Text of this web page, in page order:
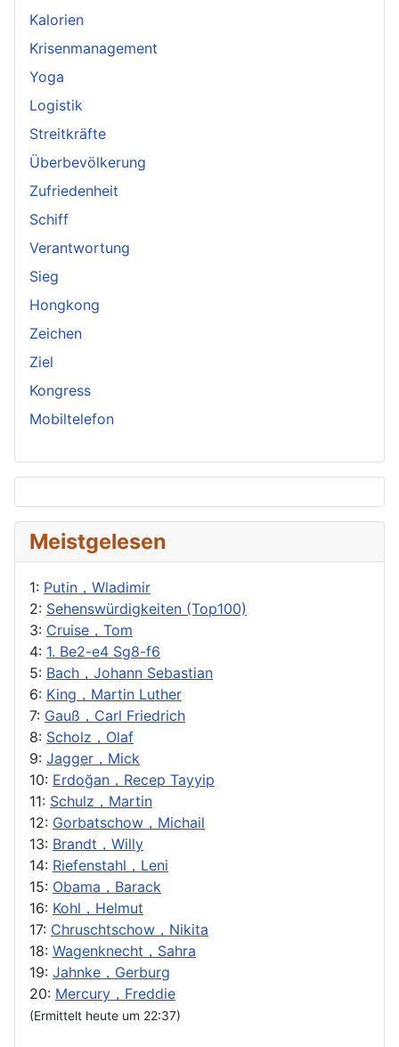
Kalorien
Krisenmanagement
Yoga
Logistik
Streitkräfte
Überbevölkerung
Zufriedenheit
Schiff
Verantwortung
Sieg
Hongkong
Zeichen
Ziel
Kongress
Mobiltelefon
Meistgelesen
1: Putin，Wladimir
2: Sehenswürdigkeiten (Top100)
3: Cruise，Tom
4: 1. Be2-e4 Sg8-f6
5: Bach，Johann Sebastian
6: King，Martin Luther
7: Gauß，Carl Friedrich
8: Scholz，Olaf
9: Jagger，Mick
10: Erdoğan，Recep Tayyip
11: Schulz，Martin
12: Gorbatschow，Michail
13: Brandt，Willy
14: Riefenstahl，Leni
15: Obama，Barack
16: Kohl，Helmut
17: Chruschtschow，Nikita
18: Wagenknecht，Sahra
19: Jahnke，Gerburg
20: Mercury，Freddie
(Ermittelt heute um 22:37)